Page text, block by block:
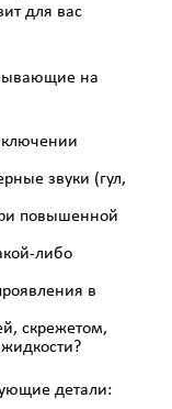
для вас
на
звуки (гул,
повышенной
либо
в
скрежетом,
детали: